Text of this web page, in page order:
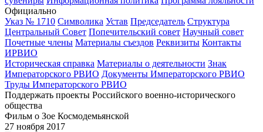
Официально
Указ № 1710 Символика Устав Председатель Структура
Центральный Совет Попечительский совет Научный совет
Почетные члены Материалы съездов Реквизиты Контакты
ИРВИО
Историческая справка Материалы о деятельности Знак
Императорского РВИО Документы Императорского РВИО
Труды Императорского РВИО
Поддержать проекты Российского военно-исторического
общества
Фильм о Зое Космодемьянской
27 ноября 2017